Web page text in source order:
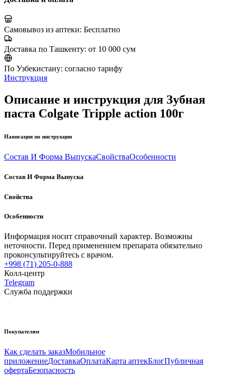
Самовывоз из аптеки: Бесплатно
Доставка по Ташкенту: от 10 000 сум
По Узбекистану: согласно тарифу
Инструкция
Описание и инструкция для Зубная
паста Colgate Tripple action 100г
Навигация по инструкции
Состав И Форма ВыпускаСвойстваОсобенности
Состав И Форма Выпуска
Свойства
Особенности
Информация носит справочный характер. Возможны
неточности. Перед применением препарата обязательно
проконсультируйтесь с врачом.
+998 (71) 205-0-888
Колл-центр
Telegram
Служба поддержки
Покупателям
Как сделать заказМобильное
приложениеДоставкаОплатаКарта аптекБлогПубличная
офертаБезопасность